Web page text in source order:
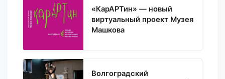
«КарАРТин» — новый
виртуальный проект Музея
Машкова
Волгоградский